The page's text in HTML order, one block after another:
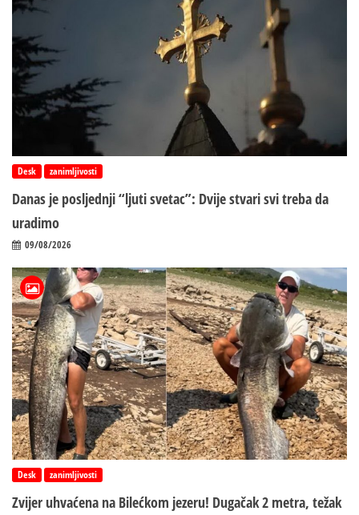
Desk zanimljivosti
Danas je posljednji “ljuti svetac”: Dvije stvari svi treba da
uradimo
09/08/2026
Desk zanimljivosti
Zvijer uhvaćena na Bilećkom jezeru! Dugačak 2 metra, težak